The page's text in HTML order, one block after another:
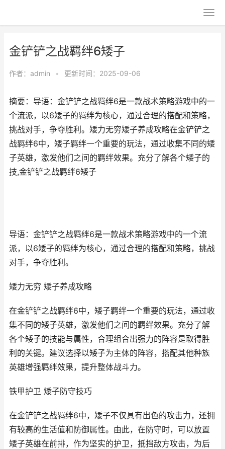
金铲铲之战羁绊6矮子
作者： admin • 更新时间：2025-09-06
摘要：导语：金铲铲之战羁绊6是一款战术策略游戏中的一
个流派，以6矮子的羁绊为核心，通过合理的搭配和策略，
挑战对手，争夺胜利。矮力无穷矮子养成攻略在金铲铲之
战羁绊6中，矮子羁绊一个重要的玩法，通过收集不同的矮
子英雄，激发他们之间的羁绊效果。充分了解各个矮子的
技,金铲铲之战羁绊6矮子
导语：金铲铲之战羁绊6是一款战术策略游戏中的一个流
派，以6矮子的羁绊为核心，通过合理的搭配和策略，挑战
对手，争夺胜利。
矮力无穷 矮子养成攻略
在金铲铲之战羁绊6中，矮子羁绊一个重要的玩法，通过收
集不同的矮子英雄，激发他们之间的羁绊效果。充分了解
各个矮子的技能与属性，合理组合出强力的阵容是取得胜
利的关键。建议选择以矮子为主体的阵容，搭配其他种族
英雄增强羁绊效果，提升整体战斗力。
铁甲护卫 矮子防守技巧
在金铲铲之战羁绊6中，矮子不仅具有出色的攻击力，还拥
有较高的生活值和防御属性。由此，在防守时，可以放置
矮子英雄在前排，作为坚实的护卫，抵挡敌方攻击，为后